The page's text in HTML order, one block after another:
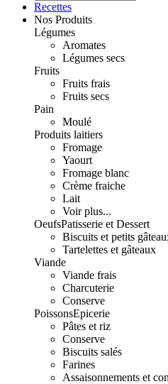
Recettes
Nos Produits
Légumes
Aromates
Légumes secs
Fruits
Fruits frais
Fruits secs
Pain
Moulé
Produits laitiers
Fromage
Yaourt
Fromage blanc
Crème fraiche
Lait
Voir plus...
OeufsPatisserie et Dessert
Biscuits et petits
Tartelettes et gâteaux
Viande
Viande frais
Charcuterie
Conserve
PoissonsEpicerie
Pâtes et riz
Conserve
Biscuits salés
Farines
Assaisonnements et